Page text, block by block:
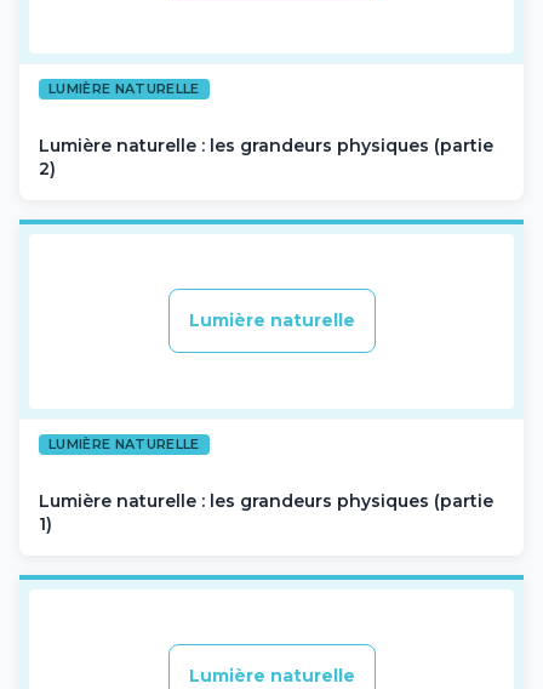
LUMIÈRE NATURELLE
Lumière naturelle : les grandeurs physiques (partie
2)
Lumière naturelle
LUMIÈRE NATURELLE
Lumière naturelle : les grandeurs physiques (partie
1)
Lumière naturelle